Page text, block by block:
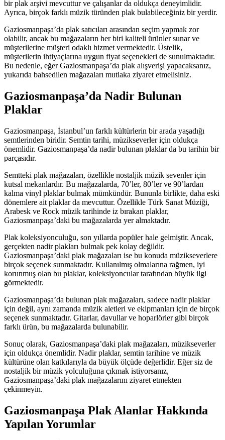
bir plak arşivi mevcuttur ve çalışanlar da oldukça deneyimlidir.
Ayrıca, birçok farklı müzik türünden plak bulabileceğiniz bir yerdir.
Gaziosmanpaşa’da plak satıcıları arasından seçim yapmak zor
olabilir, ancak bu mağazaların her biri kaliteli ürünler sunar ve
müşterilerine müşteri odaklı hizmet vermektedir. Üstelik,
müşterilerin ihtiyaçlarına uygun fiyat seçenekleri de sunulmaktadır.
Bu nedenle, eğer Gaziosmanpaşa’da plak alışverişi yapacaksanız,
yukarıda bahsedilen mağazaları mutlaka ziyaret etmelisiniz.
Gaziosmanpaşa’da Nadir Bulunan
Plaklar
Gaziosmanpaşa, İstanbul’un farklı kültürlerin bir arada yaşadığı
semtlerinden biridir. Semtin tarihi, müzikseverler için oldukça
önemlidir. Gaziosmanpaşa’da nadir bulunan plaklar da bu tarihin bir
parçasıdır.
Semtteki plak mağazaları, özellikle nostaljik müzik sevenler için
kutsal mekanlardır. Bu mağazalarda, 70’ler, 80’ler ve 90’lardan
kalma vinyl plaklar bulmak mümkündür. Bununla birlikte, daha eski
dönemlere ait plaklar da mevcuttur. Özellikle Türk Sanat Müziği,
Arabesk ve Rock müzik tarihinde iz bırakan plaklar,
Gaziosmanpaşa’daki bu mağazalarda yer almaktadır.
Plak koleksiyonculuğu, son yıllarda popüler hale gelmiştir. Ancak,
gerçekten nadir plakları bulmak pek kolay değildir.
Gaziosmanpaşa’daki plak mağazaları ise bu konuda müzikseverlere
birçok seçenek sunmaktadır. Kullanılmış olmalarına rağmen, iyi
korunmuş olan bu plaklar, koleksiyoncular tarafından büyük ilgi
görmektedir.
Gaziosmanpaşa’da bulunan plak mağazaları, sadece nadir plaklar
için değil, aynı zamanda müzik aletleri ve ekipmanları için de birçok
seçenek sunmaktadır. Gitarlar, davullar ve hoparlörler gibi birçok
farklı ürün, bu mağazalarda bulunabilir.
Sonuç olarak, Gaziosmanpaşa’daki plak mağazaları, müzikseverler
için oldukça önemlidir. Nadir plaklar, semtin tarihine ve müzik
kültürüne olan katkılarıyla da büyük ölçüde değerlidir. Eğer siz de
nostaljik bir müzik yolculuğuna çıkmak istiyorsanız,
Gaziosmanpaşa’daki plak mağazalarını ziyaret etmekten
çekinmeyin.
Gaziosmanpaşa Plak Alanlar Hakkında
Yapılan Yorumlar